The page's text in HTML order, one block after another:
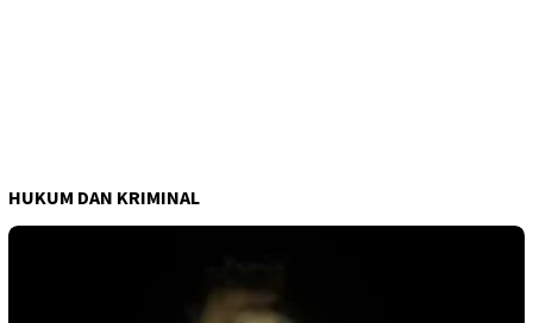
HUKUM DAN KRIMINAL